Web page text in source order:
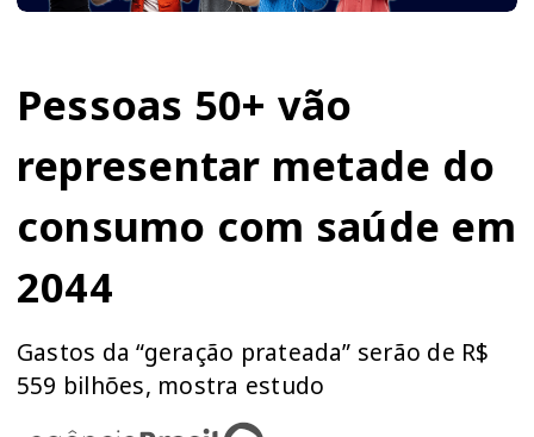
Pessoas 50+ vão
representar metade do
consumo com saúde em
2044
Gastos da “geração prateada” serão de R$
559 bilhões, mostra estudo